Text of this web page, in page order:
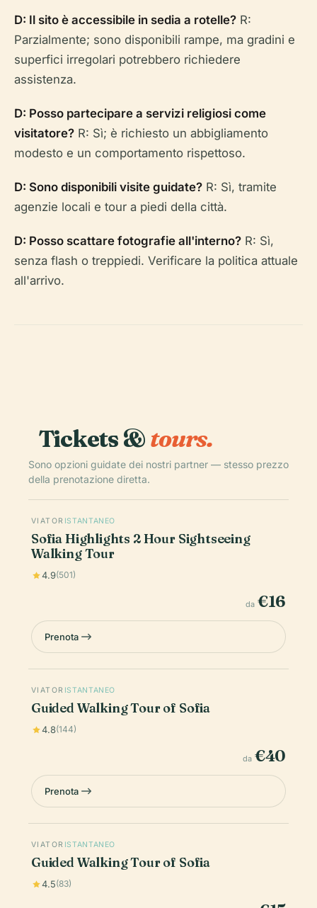
D: Il sito è accessibile in sedia a rotelle? R:
Parzialmente; sono disponibili rampe, ma gradini e
superfici irregolari potrebbero richiedere
assistenza.
D: Posso partecipare a servizi religiosi come
visitatore? R: Sì; è richiesto un abbigliamento
modesto e un comportamento rispettoso.
D: Sono disponibili visite guidate? R: Sì, tramite
agenzie locali e tour a piedi della città.
D: Posso scattare fotografie all'interno? R: Sì,
senza flash o treppiedi. Verificare la politica attuale
all'arrivo.
Tickets &tours.
Sono opzioni guidate dei nostri partner — stesso prezzo
della prenotazione diretta.
VIATOR ISTANTANEO
Sofia Highlights 2 Hour Sightseeing
Walking Tour
4.9(501)
da €16
Prenota
VIATOR ISTANTANEO
Guided Walking Tour of Sofia
4.8(144)
da €40
Prenota
VIATOR ISTANTANEO
Guided Walking Tour of Sofia
4.5(83)